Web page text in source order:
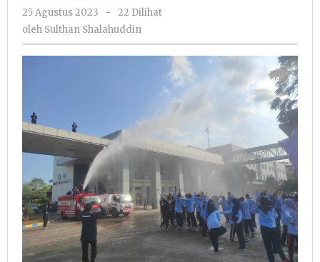
Hingga
Bencana
25 Agustus 2023
oleh
Sulthan
-
22 Dilihat
oleh Sulthan Shalahuddin